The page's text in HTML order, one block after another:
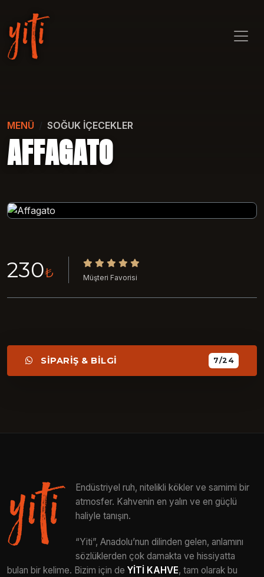
MENÜ SOĞUK İÇECEKLER
AFFAGATO
230₺ Müşteri Favorisi
SİPARİŞ & BİLGİ 7/24
Endüstriyel ruh, nitelikli kökler ve samimi bir
atmosfer. Kahvenin en yalın ve en güçlü
haliyle tanışın.
“Yiti”, Anadolu’nun dilinden gelen, anlamını
sözlüklerden çok damakta ve hissiyatta
bulan bir kelime. Bizim için de YİTİ KAHVE, tam olarak bu